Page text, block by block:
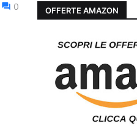
0 OFFERTE AMAZON